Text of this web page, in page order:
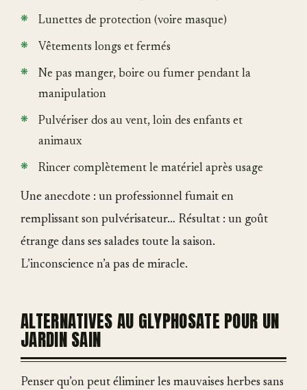
Lunettes de protection (voire masque)
Vêtements longs et fermés
Ne pas manger, boire ou fumer pendant la
manipulation
Pulvériser dos au vent, loin des enfants et
animaux
Rincer complètement le matériel après usage
Une anecdote : un professionnel fumait en
remplissant son pulvérisateur… Résultat : un goût
étrange dans ses salades toute la saison.
L’inconscience n’a pas de miracle.
ALTERNATIVES AU GLYPHOSATE POUR UN
JARDIN SAIN
Penser qu’on peut éliminer les mauvaises herbes sans